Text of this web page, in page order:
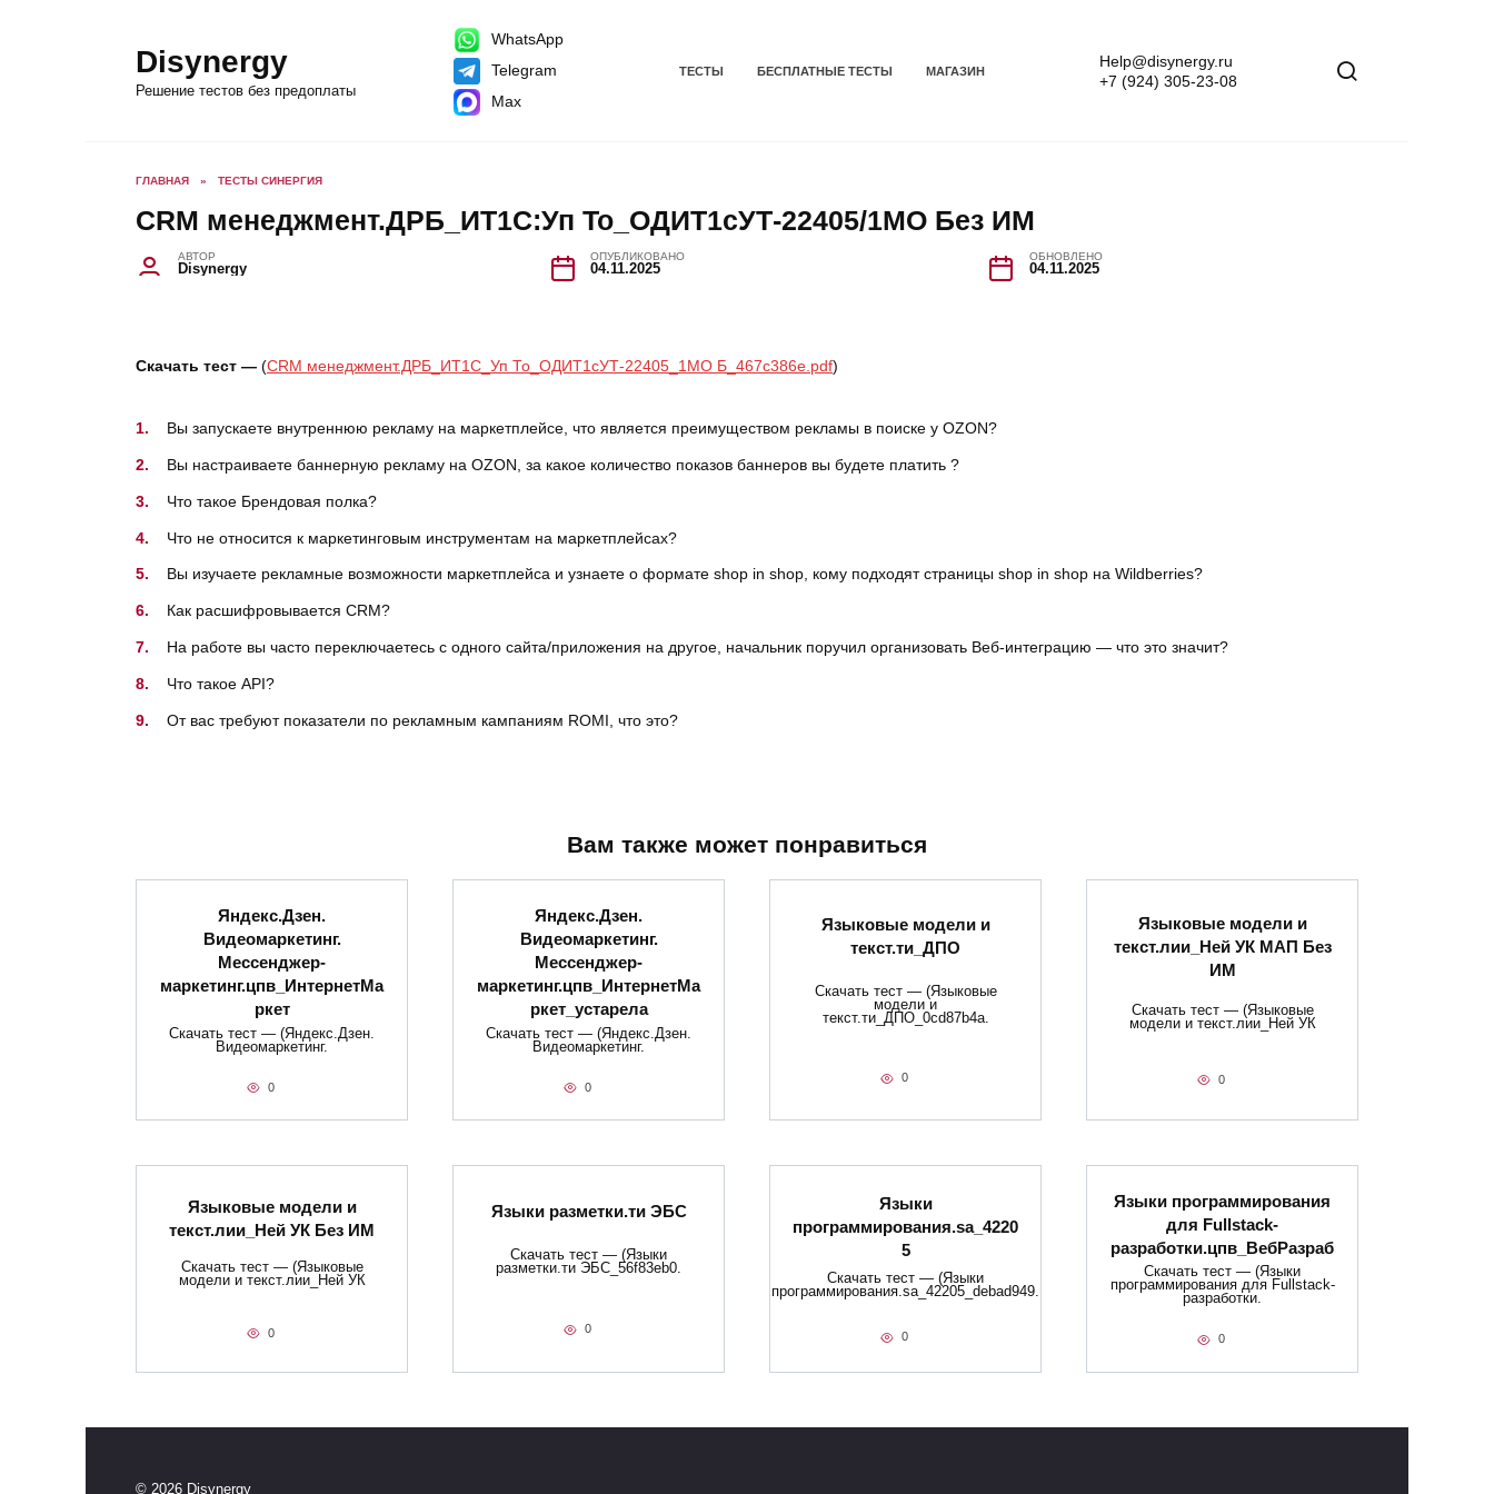
Disynergy
Решение тестов без предоплаты
WhatsApp
Telegram
Max
ТЕСТЫ БЕСПЛАТНЫЕ ТЕСТЫ МАГАЗИН
Help@disynergy.ru
+7 (924) 305-23-08
ГЛАВНАЯ » ТЕСТЫ СИНЕРГИЯ
CRM менеджмент.ДРБ_ИТ1С:Уп То_ОДИТ1сУТ-22405/1МО Без ИМ
АВТОР
Disynergy
ОПУБЛИКОВАНО
04.11.2025
ОБНОВЛЕНО
04.11.2025
Скачать тест — (CRM менеджмент.ДРБ_ИТ1С_Уп То_ОДИТ1сУТ-22405_1МО Б_467c386e.pdf)
Вы запускаете внутреннюю рекламу на маркетплейсе, что является преимуществом рекламы в поиске у OZON?
Вы настраиваете баннерную рекламу на OZON, за какое количество показов баннеров вы будете платить ?
Что такое Брендовая полка?
Что не относится к маркетинговым инструментам на маркетплейсах?
Вы изучаете рекламные возможности маркетплейса и узнаете о формате shop in shop, кому подходят страницы shop in shop на Wildberries?
Как расшифровывается CRM?
На работе вы часто переключаетесь с одного сайта/приложения на другое, начальник поручил организовать Веб-интеграцию — что это значит?
Что такое API?
От вас требуют показатели по рекламным кампаниям ROMI, что это?
Вам также может понравиться
Яндекс.Дзен.
Видеомаркетинг.
Мессенджер-
маркетинг.цпв_ИнтернетМа
ркет
Скачать тест — (Яндекс.Дзен.
Видеомаркетинг.
0
Яндекс.Дзен.
Видеомаркетинг.
Мессенджер-
маркетинг.цпв_ИнтернетМа
ркет_устарела
Скачать тест — (Яндекс.Дзен.
Видеомаркетинг.
0
Языковые модели и
текст.ти_ДПО
Скачать тест — (Языковые
модели и
текст.ти_ДПО_0cd87b4a.
0
Языковые модели и
текст.лии_Ней УК МАП Без
ИМ
Скачать тест — (Языковые
модели и текст.лии_Ней УК
0
Языковые модели и
текст.лии_Ней УК Без ИМ
Скачать тест — (Языковые
модели и текст.лии_Ней УК
0
Языки разметки.ти​ ЭБС
Скачать тест — (Языки
разметки.ти​ ЭБС_56f83eb0.
0
Языки
программирования.sa_4220
5
Скачать тест — (Языки
программирования.sa_42205_debad949.
0
Языки программирования
для Fullstack-
разработки.цпв_ВебРазраб
Скачать тест — (Языки
программирования для Fullstack-
разработки.
0
© 2026 Disynergy